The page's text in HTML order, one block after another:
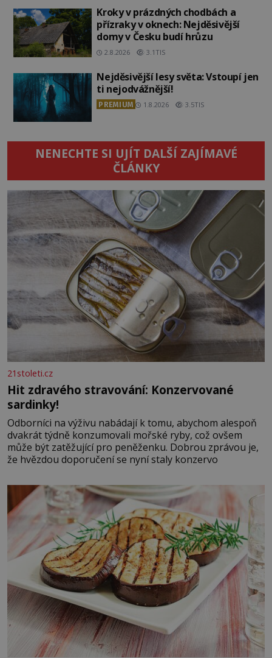
Kroky v prázdných chodbách a
přízraky v oknech: Nejděsivější
domy v Česku budí hrůzu
2.8.2026 3.1TIS
Nejděsivější lesy světa: Vstoupí jen
ti nejodvážnější!
PREMIUM 1.8.2026 3.5TIS
NENECHTE SI UJÍT DALŠÍ ZAJÍMAVÉ
ČLÁNKY
21stoleti.cz
Hit zdravého stravování: Konzervované
sardinky!
Odborníci na výživu nabádají k tomu, abychom alespoň
dvakrát týdně konzumovali mořské ryby, což ovšem
může být zatěžující pro peněženku. Dobrou zprávou je,
že hvězdou doporučení se nyní staly konzervo